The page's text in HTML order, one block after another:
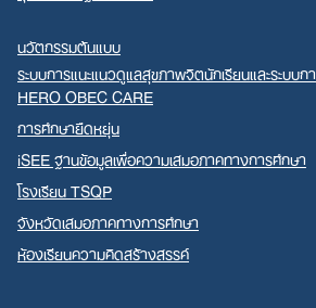
นวัตกรรมต้นแบบ
ระบบการแนะแนวดูแลสุขภาพจิตนักเรียนและระบบ
HERO OBEC CARE
การศึกษายืดหยุ่น
iSEE ฐานข้อมูลเพื่อความเสมอภาคทางการศึกษา
โรงเรียน TSQP
จังหวัดเสมอภาคทางการศึกษา
ห้องเรียนความคิดสร้างสรรค์